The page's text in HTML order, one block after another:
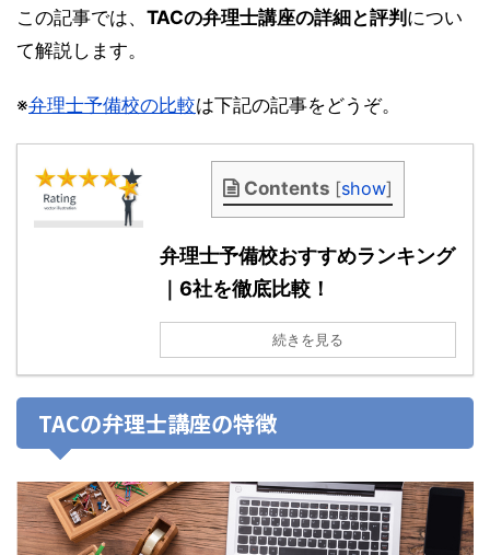
この記事では、 TACの弁理士講座の詳細と評判 につい
て解説します。
※弁理士予備校の比較は下記の記事をどうぞ。
Contents [show]
弁理士予備校おすすめランキング
｜6社を徹底比較！
続きを見る
TACの弁理士講座の特徴